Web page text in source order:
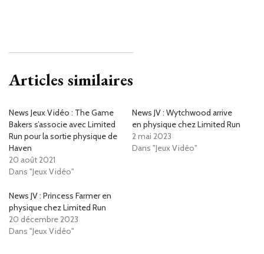
Articles similaires
News Jeux Vidéo : The Game
Bakers s’associe avec Limited
Run pour la sortie physique de
Haven
20 août 2021
Dans "Jeux Vidéo"
News JV : Wytchwood arrive
en physique chez Limited Run
2 mai 2023
Dans "Jeux Vidéo"
News JV : Princess Farmer en
physique chez Limited Run
20 décembre 2023
Dans "Jeux Vidéo"